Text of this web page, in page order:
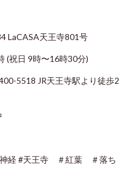
LaCASA天王寺801号
(祝日 9時〜16時30分)
5518 JR天王寺駅より徒歩2
経 #天王寺 ＃紅葉 ＃落ち